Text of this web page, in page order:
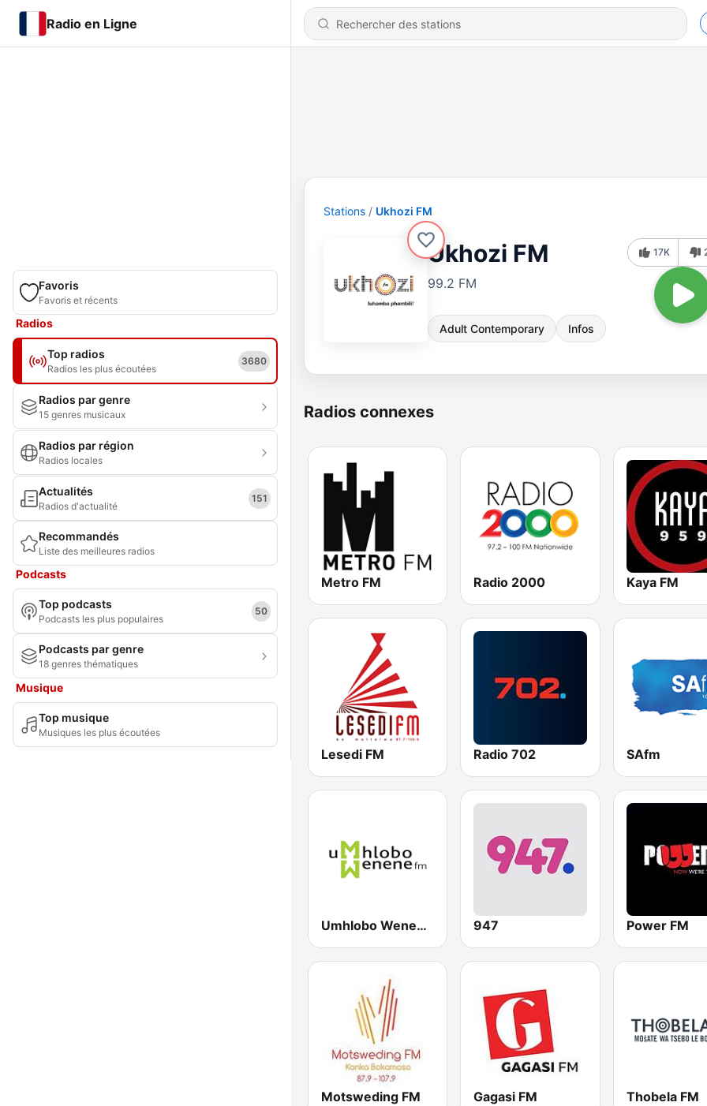
Radio en Ligne
Favoris
Favoris et récents
Radios
Top radios
Radios les plus écoutées
3680
Radios par genre
15 genres musicaux
Radios par région
Radios locales
Actualités
Radios d'actualité
151
Recommandés
Liste des meilleures radios
Podcasts
Top podcasts
Podcasts les plus populaires
50
Podcasts par genre
18 genres thématiques
Musique
Top musique
Musiques les plus écoutées
Stations Ukhozi FM
Ukhozi FM
99.2 FM
Adult Contemporary Infos
17K
Radios connexes
Metro FM Radio 2000 Kaya FM
Lesedi FM Radio 702 SAfm
Umhlobo Wenene FM 947 Power FM
Motsweding FM Gagasi FM Thobela FM